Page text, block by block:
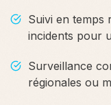
Suivi en temps
incidents pour
Surveillance
régionales ou